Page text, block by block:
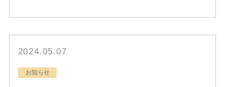
2024.05.07
お知らせ